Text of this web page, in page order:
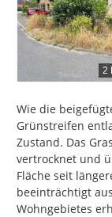
2
Wie die
Grünstreifen
Zustand. Das
vertrocknet und
Fläche seit
beeinträchtigt
Wohngebietes